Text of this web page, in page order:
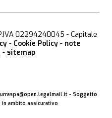
02294240045 - Capitale
- Cookie Policy - note
- sitemap
- Soggetto
in ambito assicurativo